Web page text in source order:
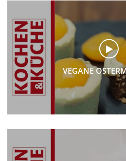
VEGANE